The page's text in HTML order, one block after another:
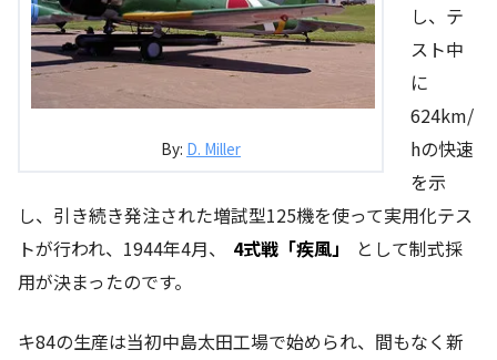
By: D. Miller
し、テ
スト中
に
624km/
hの快速
を示
し、引き続き発注された増試型125機を使って実用化テス
トが行われ、1944年4月、
4式戦「疾風」
として制式採
用が決まったのです。
キ84の生産は当初中島太田工場で始められ、間もなく新